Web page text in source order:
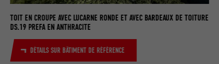
TOIT EN CROUPE AVEC LUCARNE RONDE ET AVEC BARDEAUX DE TOITURE
DS.19 PREFA EN ANTHRACITE
DÉTAILS SUR BÂTIMENT DE RÉFÉRENCE